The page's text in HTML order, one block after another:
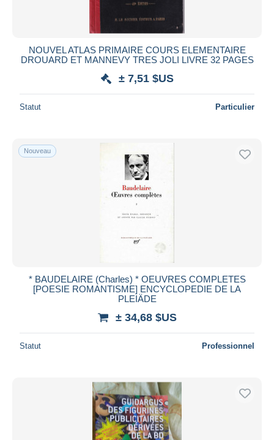
NOUVEL ATLAS PRIMAIRE COURS ELEMENTAIRE
DROUARD ET MANNEVY TRES JOLI LIVRE 32 PAGES
± 7,51 $US
Statut Particulier
Nouveau
* BAUDELAIRE (Charles) * OEUVRES COMPLETES
[POESIE ROMANTISME] ENCYCLOPEDIE DE LA
PLEIÄDE
± 34,68 $US
Statut Professionnel